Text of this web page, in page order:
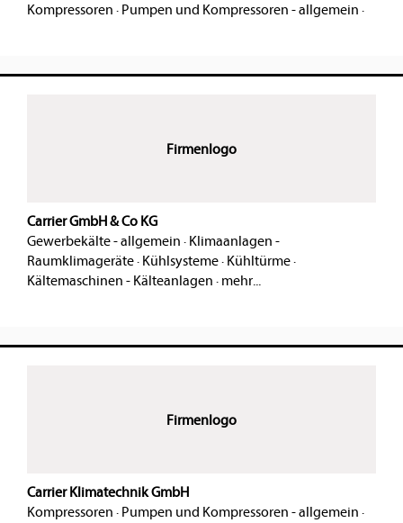
Kompressoren · Pumpen und Kompressoren - allgemein ·
Firmenlogo
Carrier GmbH & Co KG
Gewerbekälte - allgemein · Klimaanlagen -
Raumklimageräte· Kühlsysteme· Kühltürme·
Kältemaschinen - Kälteanlagen · mehr...
Firmenlogo
Carrier Klimatechnik GmbH
Kompressoren · Pumpen und Kompressoren - allgemein ·